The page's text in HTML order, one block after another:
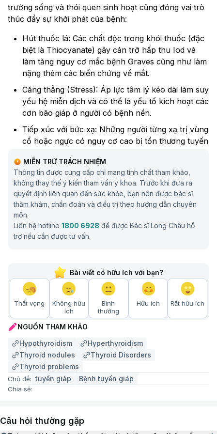
trường sống và thói quen sinh hoạt cũng đóng vai trò
thúc đẩy sự khởi phát của bệnh:
Hút thuốc lá: Các chất độc trong khói thuốc (đặc
biệt là Thiocyanate) gây cản trở hấp thu Iod và
làm tăng nguy cơ mắc bệnh Graves cũng như làm
nặng thêm các biến chứng về mắt.
Căng thẳng (Stress): Áp lực tâm lý kéo dài làm suy
yếu hệ miễn dịch và có thể là yếu tố kích hoạt các
cơn bão giáp ở người có bệnh nền.
Tiếp xúc với bức xạ: Những người từng xạ trị vùng
cổ hoặc ngực có nguy cơ cao bị tổn thương tuyến
Thuốc lá có thể ảnh hưởng tới chức năng tuyến giáp
Phương pháp chẩn đoán và điều trị rối loạn
Phương pháp xét nghiệm và chẩn đoán rối loạn tuyến
giáp
Để chẩn đoán chính xác loại rối loạn và mức độ
nghiêm trọng của bệnh thì bác sĩ chuyên khoa sẽ chỉ
định kết hợp các xét nghiệm máu và chẩn đoán hình
Xét nghiệm định lượng TSH: Đây là xét nghiệm
sàng lọc đầu tay và quan trọng nhất. Mức TSH
MIỄN TRỪ TRÁCH NHIỆM
Thông tin được cung cấp chỉ mang tính chất tham khảo,
không thay thế ý kiến tham vấn y khoa. Trước khi đưa ra
quyết định liên quan đến sức khỏe, bạn nên được bác sĩ
thăm khám, chẩn đoán và điều trị theo hướng dẫn chuyên
môn.
Liên hệ hotline 1800 6928 để được Bác sĩ Long Châu hỗ
trợ nếu cần được tư vấn.
Bài viết có hữu ích với bạn?
Thất vọng
Không hữu
ích
Bình
thường
Hữu ích Rất hữu ích
NGUỒN THAM KHẢO
Hypothyroidism
Hyperthyroidism
Thyroid nodules
Thyroid Disorders
Thyroid problems
Chủ đề: tuyến giáp Bệnh tuyến giáp
Chia sẻ:
Câu hỏi thường gặp